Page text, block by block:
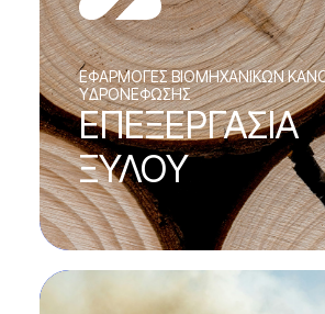
EΦΑΡΜΟΓΕΣ ΒΙΟΜΗΧΑΝΙΚΩΝ
ΥΔΡΟΝΕΦΩΣΗΣ
ΕΠΕΞΕΡΓΑΣΙΑ
ΞΥΛΟΥ